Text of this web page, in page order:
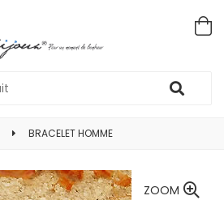
BRACELET HOMME
ZOOM